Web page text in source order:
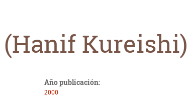
Kureishi)
Año publicación:
2000